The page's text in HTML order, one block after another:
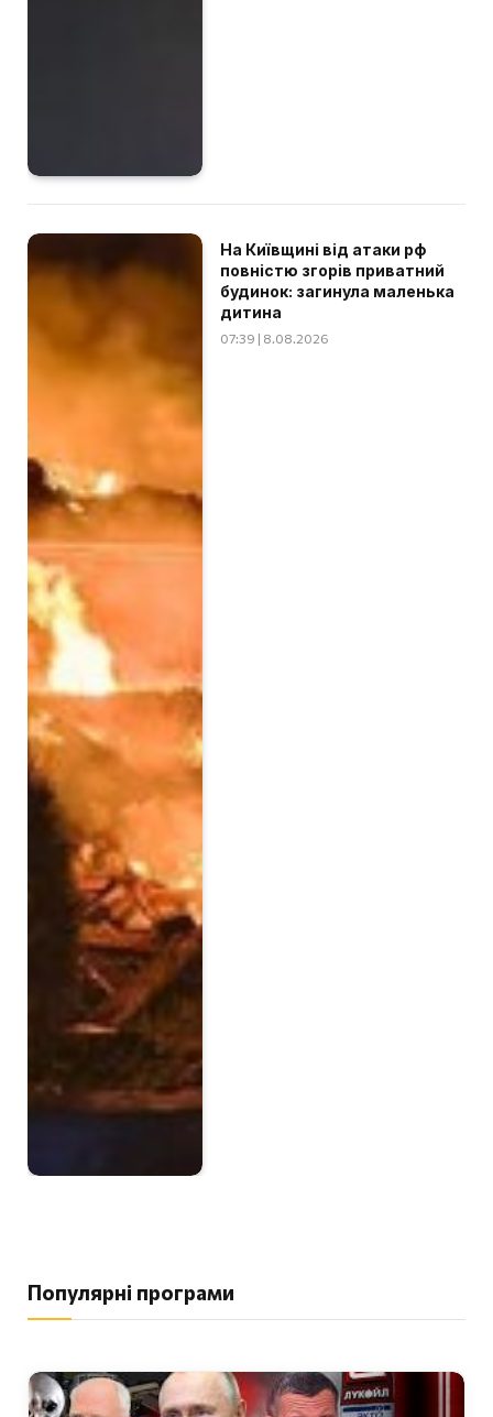
На Київщині від атаки рф
повністю згорів приватний
будинок: загинула маленька
дитина
07:39 | 8.08.2026
Популярні програми